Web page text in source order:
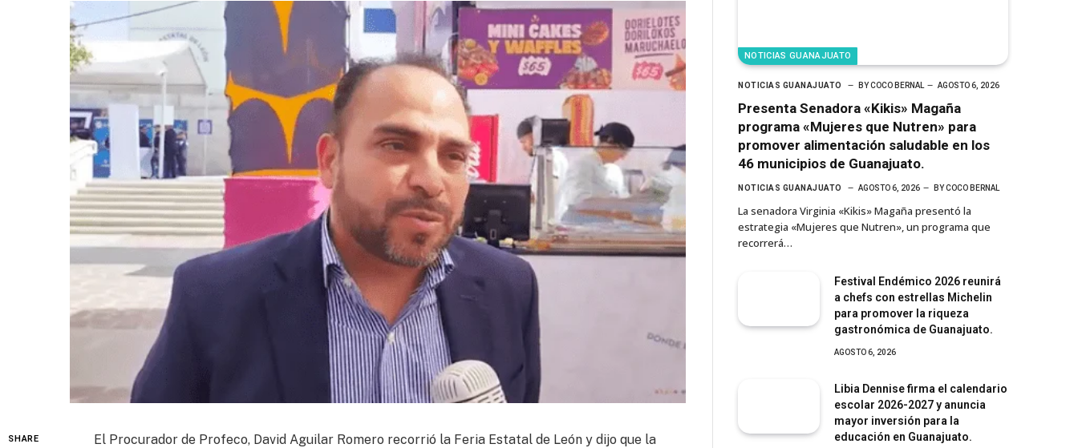
SHARE
El Procurador de Profeco, David Aguilar Romero recorrió la Feria Estatal de León y dijo que la
NOTICIAS GUANAJUATO
NOTICIAS GUANAJUATO BY COCO BERNAL AGOSTO 6, 2026
Presenta Senadora «Kikis» Magaña
programa «Mujeres que Nutren» para
promover alimentación saludable en los
46 municipios de Guanajuato.
NOTICIAS GUANAJUATO AGOSTO 6, 2026 BY COCO BERNAL
La senadora Virginia «Kikis» Magaña presentó la
estrategia «Mujeres que Nutren», un programa que
recorrerá…
Festival Endémico 2026 reunirá
a chefs con estrellas Michelin
para promover la riqueza
gastronómica de Guanajuato.
AGOSTO 6, 2026
Libia Dennise firma el calendario
escolar 2026-2027 y anuncia
mayor inversión para la
educación en Guanajuato.